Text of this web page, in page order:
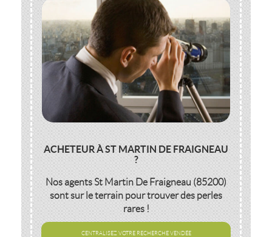
ACHETEUR À ST MARTIN DE FRAIGNEAU
?
Nos agentsSt Martin De Fraigneau (85200)
sont sur le terrain pour trouver des perles
rares !
CENTRALISEZ VOTRE RECHERCHE VENDÉE